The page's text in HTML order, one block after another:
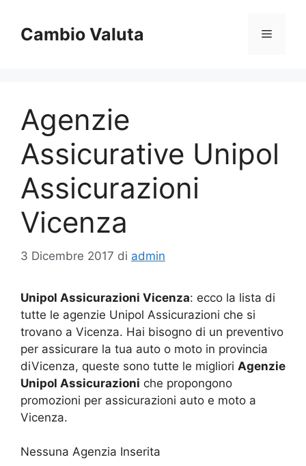
contenuto
Cambio Valuta Menu
Agenzie
Assicurative Unipol
Assicurazioni
Vicenza
3 Dicembre 2017 di admin
Unipol Assicurazioni Vicenza: ecco la lista di
tutte le agenzie Unipol Assicurazioni che si
trovano a Vicenza. Hai bisogno di un preventivo
per assicurare la tua auto o moto in provincia
diVicenza, queste sono tutte le migliori Agenzie
Unipol Assicurazioni che propongono
promozioni per assicurazioni auto e moto a
Vicenza.
Nessuna Agenzia Inserita